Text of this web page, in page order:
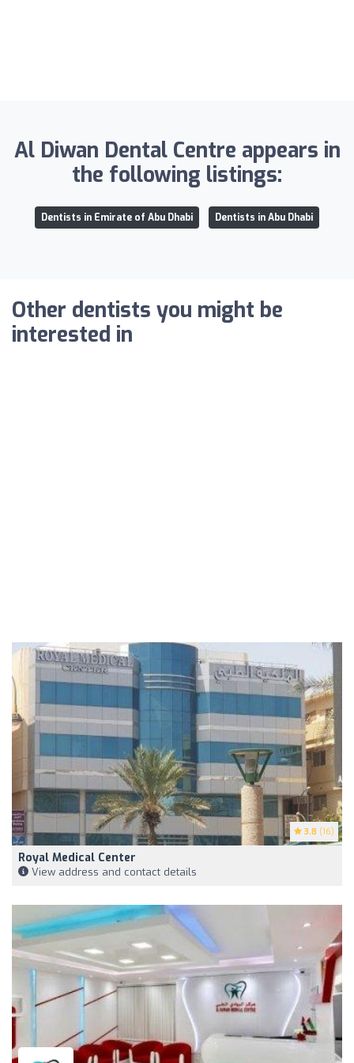
Al Diwan Dental Centre appears in
the following listings:
Dentists in Emirate of Abu Dhabi Dentists in Abu Dhabi
Other dentists you might be
interested in
3.8 (16)
Royal Medical Center
View address and contact details